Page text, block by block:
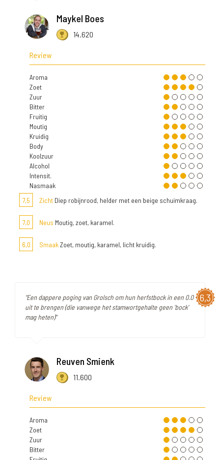
Maykel Boes
14.620
Review
Aroma
Zoet
Zuur
Bitter
Fruitig
Moutig
Kruidig
Body
Koolzuur
Alcohol
Intensit.
Nasmaak
7,5
Zicht Diep robijnrood, helder met een beige schuimkraag.
7,0 Neus Moutig, zoet, karamel.
6,0 SmaakZoet, moutig, karamel, licht kruidig.
6,3
"Een dappere poging van Grolsch om hun herfstbock in een 0.0
uit te brengen (die vanwege het stamwortgehalte geen 'bock'
mag heten)"
Reuven Smienk
11.600
Review
Aroma
Zoet
Zuur
Bitter